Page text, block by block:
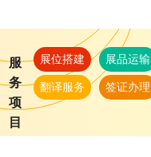
服
务
项
目
展位搭建 展品运输
翻译服务 签证办理